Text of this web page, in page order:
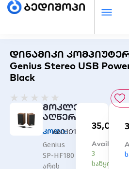
დინამიკი
Genius Stereo USB
Black
★ ★ ★ ★ ★
0
out
5
მოკლე
აღწერა
კოდი:
66010166669699
Genius
SP-HF180
არის
35,00 ₾
3
საწყობშია
დინამიკი
კომპიუტერის